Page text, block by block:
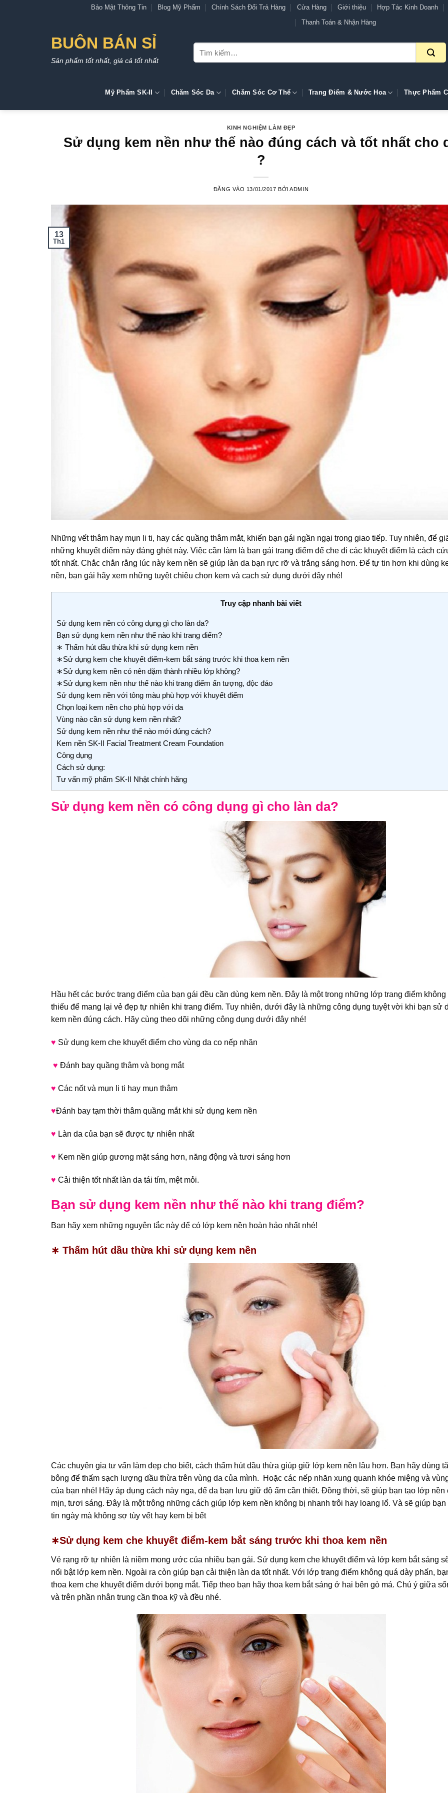
Bảo Mật Thông Tin Blog Mỹ Phẩm Chính Sách Đổi Trả Hàng Cửa Hàng Giới thiệu Hợp Tác Kinh Doanh
Thanh Toán & Nhận Hàng
BUÔN BÁN SỈ
Sản phẩm tốt nhất, giá cả tốt nhất
Tìm
kiếm:
Mỹ Phẩm SK-II Chăm Sóc Da Chăm Sóc Cơ Thể Trang Điểm & Nước Hoa Thực Phẩm
KINH NGHIỆM LÀM ĐẸP
Sử dụng kem nền như thế nào đúng cách và tốt nhất cho
?
ĐĂNG VÀO 13/01/2017 BỞIADMIN
13
Th1
Những vết thâm hay mụn li ti, hay các quầng thâm mắt, khiến bạn gái ngần ngại trong giao tiếp. Tuy nhiên, để
những khuyết điểm này đáng ghét này. Việc cần làm là bạn gái trang điểm để che đi các khuyết điểm là cách
tốt nhất. Chắc chắn rằng lúc này kem nền sẽ giúp làn da bạn rực rỡ và trắng sáng hơn. Để tự tin hơn khi dùng
nền, bạn gái hãy xem những tuyệt chiêu chọn kem và cach sử dụng dưới đây nhé!
Truy cập nhanh bài viết
Sử dụng kem nền có công dụng gì cho làn da?
Bạn sử dụng kem nền như thế nào khi trang điểm?
∗ Thấm hút dầu thừa khi sử dụng kem nền
∗Sử dụng kem che khuyết điểm-kem bắt sáng trước khi thoa kem nền
∗Sử dụng kem nền có nên dặm thành nhiều lớp không?
∗Sử dụng kem nền như thế nào khi trang điểm ấn tượng, độc đáo
Sử dụng kem nền với tông màu phù hợp với khuyết điểm
Chọn loại kem nền cho phù hợp với da
Vùng nào cần sử dụng kem nền nhất?
Sử dụng kem nền như thế nào mới đúng cách?
Kem nền SK-II Facial Treatment Cream Foundation
Công dụng
Cách sử dụng:
Tư vấn mỹ phẩm SK-II Nhật chính hãng
Sử dụng kem nền có công dụng gì cho làn da?
Hầu hết các bước trang điểm của bạn gái đều cần dùng kem nền. Đây là một trong những lớp trang điểm không
thiếu để mang lại vẻ đẹp tự nhiên khi trang điểm. Tuy nhiên, dưới đây là những công dụng tuyệt vời khi bạn sử
kem nền đúng cách. Hãy cùng theo dõi những công dụng dưới đây nhé!
♥ Sử dụng kem che khuyết điểm cho vùng da co nếp nhăn
♥ Đánh bay quầng thâm và bọng mắt
♥ Các nốt và mụn li ti hay mụn thâm
♥Đánh bay tạm thời thâm quầng mắt khi sử dụng kem nền
♥ Làn da của bạn sẽ được tự nhiên nhất
♥ Kem nền giúp gương mặt sáng hơn, năng động và tươi sáng hơn
♥ Cải thiện tốt nhất làn da tái tím, mệt mỏi.
Bạn sử dụng kem nền như thế nào khi trang điểm?
Bạn hãy xem những nguyên tắc này để có lớp kem nền hoàn hảo nhất nhé!
∗ Thấm hút dầu thừa khi sử dụng kem nền
Các chuyên gia tư vấn làm đẹp cho biết, cách thấm hút dầu thừa giúp giữ lớp kem nền lâu hơn. Bạn hãy dùng
bông để thấm sạch lượng dầu thừa trên vùng da của mình. Hoặc các nếp nhăn xung quanh khóe miệng và
của bạn nhé! Hãy áp dụng cách này nga, để da bạn lưu giữ độ ẩm cần thiết. Đồng thời, sẽ giúp bạn tạo lớp nền
mịn, tươi sáng. Đây là một trông những cách giúp lớp kem nền không bị nhanh trôi hay loang lổ. Và sẽ giúp
tin ngày mà không sợ tùy vết hay kem bị bết
∗Sử dụng kem che khuyết điểm-kem bắt sáng trước khi thoa kem nền
Vẻ rạng rỡ tự nhiên là niềm mong ước của nhiều bạn gái. Sử dụng kem che khuyết điểm và lớp kem bắt sáng
nổi bật lớp kem nền. Ngoài ra còn giúp bạn cải thiện làn da tốt nhất. Với lớp trang điểm không quá dày phấn,
thoa kem che khuyết điểm dưới bọng mắt. Tiếp theo bạn hãy thoa kem bắt sáng ở hai bên gò má. Chú ý giữa
và trên phần nhân trung cần thoa kỹ và đều nhé.